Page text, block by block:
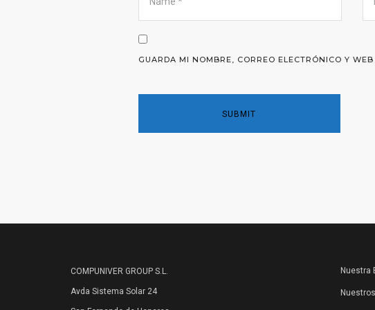
GUARDA MI NOMBRE, CORREO ELECTRÓNICO Y
COMPUNIVER GROUP S.L.
Avda Sistema Solar 24
Nuestra